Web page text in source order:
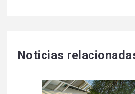
Noticias